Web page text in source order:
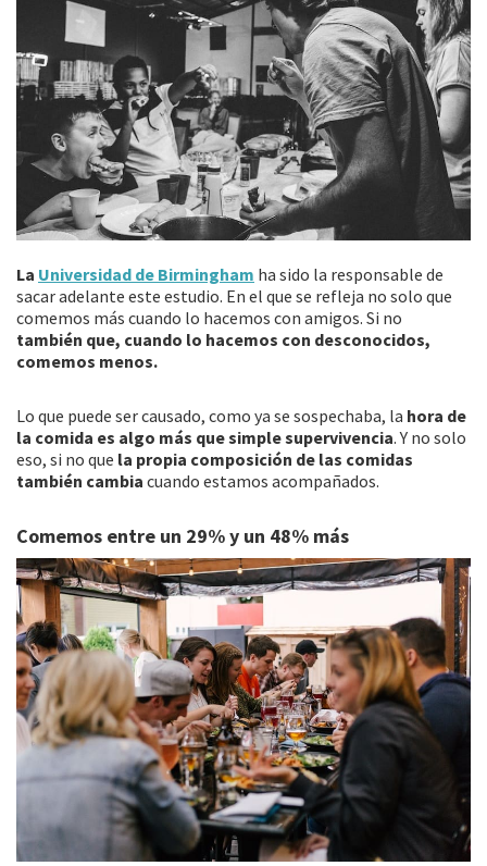
La Universidad de Birmingham ha sido la responsable de
sacar adelante este estudio. En el que se refleja no solo que
comemos más cuando lo hacemos con amigos. Si no
también que, cuando lo hacemos con desconocidos,
comemos menos.
Lo que puede ser causado, como ya se sospechaba, la hora de
la comida es algo más que simple supervivencia. Y no solo
eso, si no que la propia composición de las comidas
también cambia cuando estamos acompañados.
Comemos entre un 29% y un 48% más